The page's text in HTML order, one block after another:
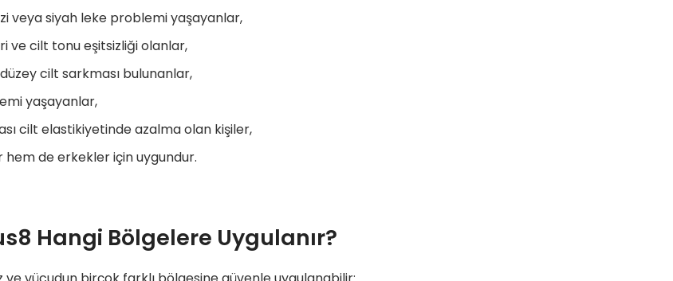
veya siyah leke problemi yaşayanlar,
ve cilt tonu eşitsizliği olanlar,
cilt sarkması bulunanlar,
yaşayanlar,
cilt elastikiyetinde azalma olan kişiler,
hem de erkekler için uygundur.
Hangi Bölgelere Uygulanır?